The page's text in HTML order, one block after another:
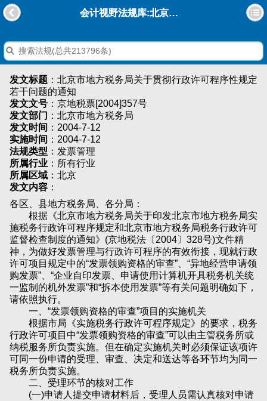
会计视野法规库:北京市地方税务局关于贯彻行政许可程序性规定若干问题的通知
发文标题 ：北京市地方税务局关于贯彻行政许可程序性规定
若干问题的通知
发文文号 ：京地税票[2004]357号
发文部门 ：北京市地方税务局
发文时间 ：2004-7-12
实施时间 ：2004-7-12
法规类型 ：发票管理
所属行业 ：所有行业
所属区域 ：北京
发文内容 ：
各区、县地方税务局、各分局：
根据《北京市地方税务局关于印发北京市地方税务局实
施税务行政许可程序规定和北京市地方税务局税务行政许可
监督检查制度的通知》(京地税法〔2004〕328号)文件精
神，为做好发票管理与行政许可程序的有效衔接，现就行政
许可项目规定中的“发票领购资格的审查”、“异地经营申请领
购发票”、“企业自印发票、申请使用计算机开具税务机关统
一监制的机外发票”和“拆本使用发票”等有关问题明确如下，
请依照执行。
一、“发票领购资格的审查”项目的实施机关
根据市局《实施税务行政许可程序规定》的要求，税务
行政许可项目中“发票领购资格的审查”可以由主管税务所或
纳税服务所负责实施。但在确定实施机关时必须保证该项许
可同一份申请的受理、审查、决定和送达等各环节均为同一
税务所负责实施。
二、受理环节的核对工作
(一)申请人提交申请材料后，受理人员需认真核对申请